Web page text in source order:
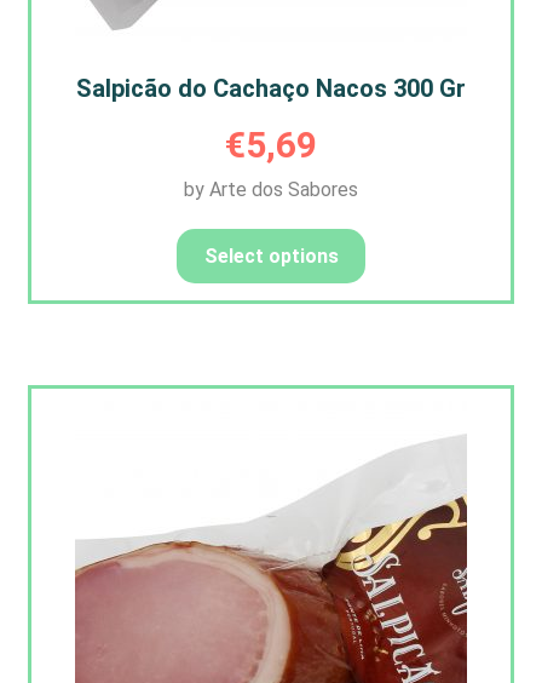
Salpicão do Cachaço Nacos 300 Gr
€5,69
by Arte dos Sabores
Select options